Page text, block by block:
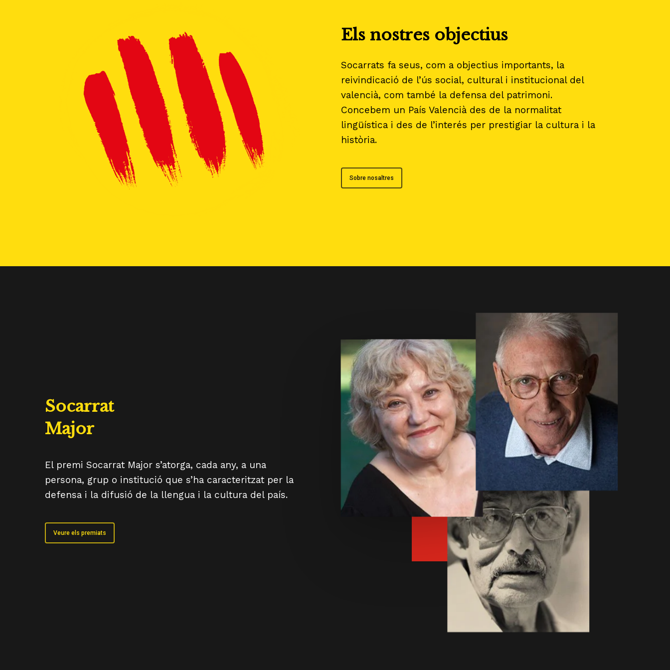
Els nostres objectius
Socarrats fa seus, com a objectius importants, la
reivindicació de l’ús social, cultural i institucional del
valencià, com també la defensa del patrimoni.
Concebem un País Valencià des de la normalitat
lingüística i des de l’interés per prestigiar la cultura i la
història.
Sobre nosaltres
Socarrat
Major
El premi Socarrat Major s’atorga, cada any, a una
persona, grup o institució que s’ha caracteritzat per la
defensa i la difusió de la llengua i la cultura del país.
Veure els premiats